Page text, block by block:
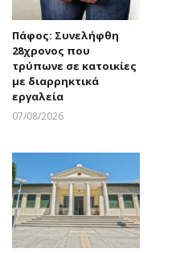
Πάφος: Συνελήφθη
28χρονος που
τρύπωνε σε κατοικίες
με διαρρηκτικά
εργαλεία
07/08/2026